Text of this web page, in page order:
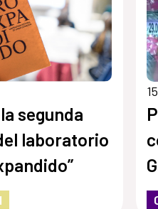
segunda
laboratorio